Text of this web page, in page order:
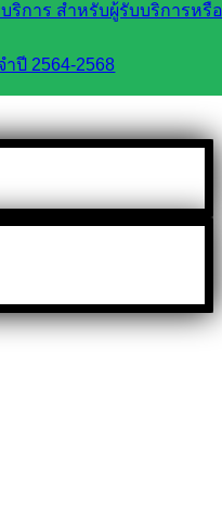
ริการ สำหรับผู้รับบริการหรื
ปี 2564-2568